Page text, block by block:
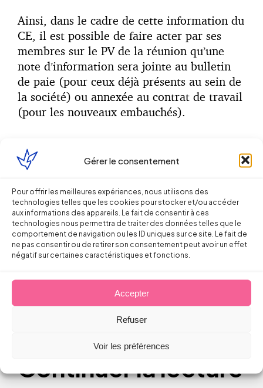
Gérer le consentement
Pour offrir les meilleures expériences, nous utilisons des
technologies telles que les cookies pour stocker et/ou accéder
aux informations des appareils. Le fait de consentir à ces
technologies nous permettra de traiter des données telles que le
comportement de navigation ou les ID uniques sur ce site. Le fait de
ne pas consentir ou de retirer son consentement peut avoir un effet
négatif sur certaines caractéristiques et fonctions.
Accepter
Refuser
Voir les préférences
Ainsi, dans le cadre de cette information du
CE, il est possible de faire acter par ses
membres sur le PV de la réunion qu’une
note d’information sera jointe au bulletin
de paie (pour ceux déjà présents au sein de
la société) ou annexée au contrat de travail
(pour les nouveaux embauchés).
A cet effet, il existe sur le site dsn-info.fr un
servir de support d’information
aux salariés.
Partager sur
Continuer la lecture